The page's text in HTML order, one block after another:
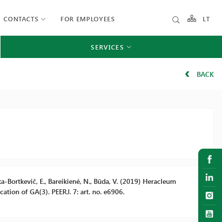
CONTACTS FOR EMPLOYEES LT
SERVICES
BACK
Bortkevič, E., Bareikienė, N., Būda, V. (2019) Heracleum
of GA(3). PEERJ. 7: art. no. e6906.